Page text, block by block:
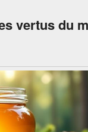
vertus du